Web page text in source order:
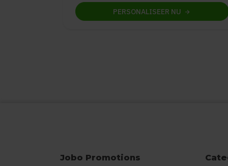
PERSONALISEER NU
Jobo Promotions